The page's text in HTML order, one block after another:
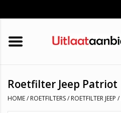
HOME
KATALYSATOREN
UNIVERSELE UITLAATDELEN
Roetfilter Jeep Patriot
HOME/ ROETFILTERS/ ROETFILTER JEEP /